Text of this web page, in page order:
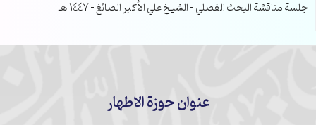
جلسة مناقشة البحث الفصلي – الشيخ علي الأكبر الصائغ – 1447 هـ
عنوان حوزة الاطهار